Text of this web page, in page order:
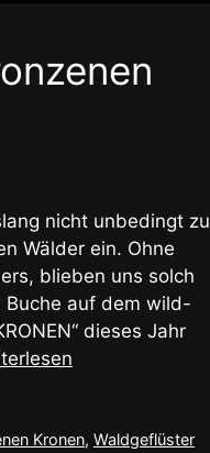
nicht unbedingt zu
Wälder ein. Ohne
blieben uns solch
Buche auf dem wild-
dieses Jahr
Kronen,Waldgeflüster